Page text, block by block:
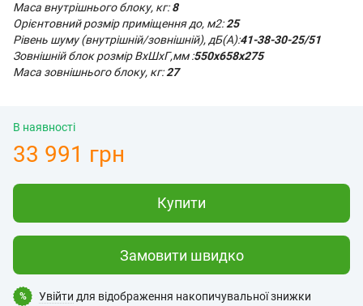
Маса внутрішнього блоку, кг:8
Орієнтовний розмір приміщення до, м2:25
Рівень шуму (внутрішній/зовнішній), дБ(А):41-38-30-25/51
Зовнішній блок розмір ВхШхГ,мм :550x658x275
Маса зовнішнього блоку, кг:27
В наявності
33 991 грн
Купити
Замовити швидко
% Увійти для відображення накопичувальної знижки